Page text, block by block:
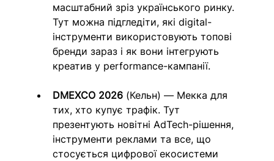
масштабний зріз українського ринку.
Тут можна підгледіти, які digital-
інструменти використовують топові
бренди зараз і як вони інтегрують
креатив у performance-кампанії.
DMEXCO 2026 (Кельн) — Мекка для
тих, хто купує трафік. Тут
презентують новітні AdTech-рішення,
інструменти реклами та все, що
стосується цифрової екосистеми